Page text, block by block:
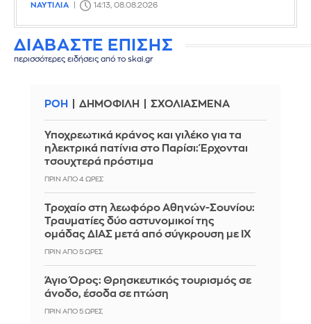
ΝΑΥΤΙΛΙΑ 14:13, 08.08.2026
ΔΙΑΒΑΣΤΕ ΕΠΙΣΗΣ
περισσότερες ειδήσεις από το skai.gr
ΡΟΗ ΔΗΜΟΦΙΛΗ ΣΧΟΛΙΑΣΜΕΝΑ
Υποχρεωτικά κράνος και γιλέκο για τα
ηλεκτρικά πατίνια στο Παρίσι: Έρχονται
τσουχτερά πρόστιμα
ΠΡΙΝ ΑΠΌ 4 ΏΡΕΣ
Τροχαίο στη λεωφόρο Αθηνών-Σουνίου:
Τραυματίες δύο αστυνομικοί της
ομάδας ΔΙΑΣ μετά από σύγκρουση με ΙΧ
ΠΡΙΝ ΑΠΌ 5 ΏΡΕΣ
Άγιο Όρος: Θρησκευτικός τουρισμός σε
άνοδο, έσοδα σε πτώση
ΠΡΙΝ ΑΠΌ 5 ΏΡΕΣ